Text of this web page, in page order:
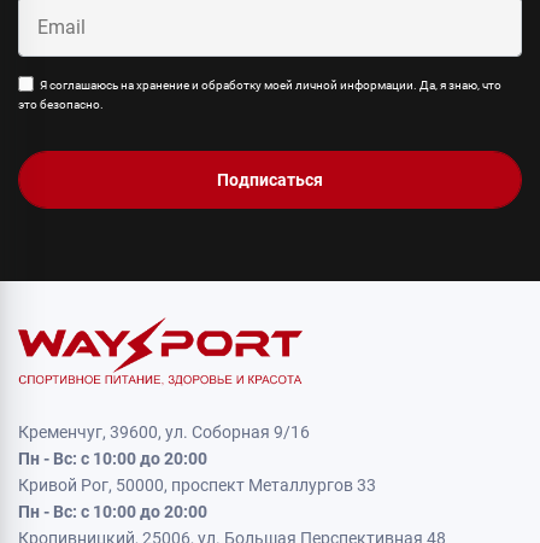
Я соглашаюсь на хранение и обработку моей личной информации. Да, я знаю, что
это безопасно.
Подписаться